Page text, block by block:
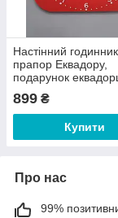
Настінний годинник
прапор Еквадору,
подарунок
899 ₴
Купити
Про нас
99%